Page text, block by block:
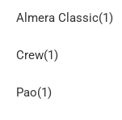
Almera Classic(1)
Crew(1)
Pao(1)